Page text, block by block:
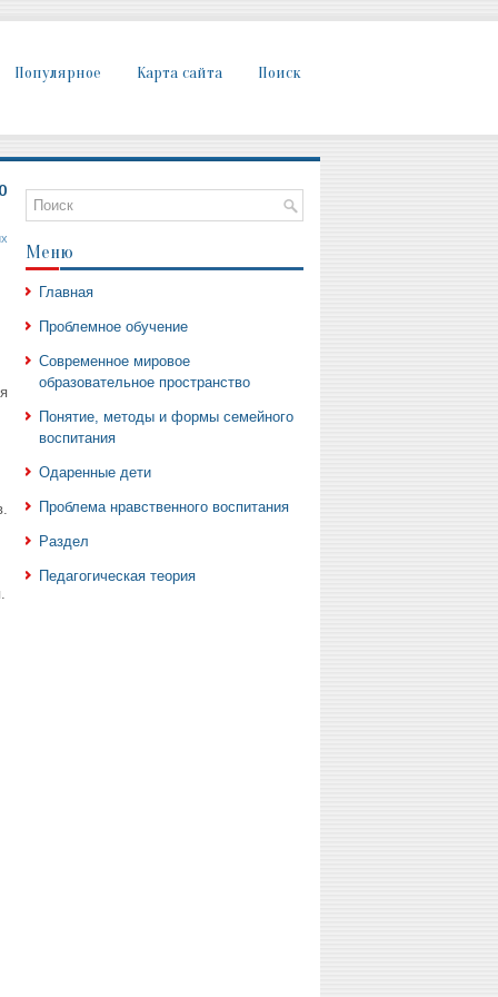
Популярное Карта сайта Поиск
Меню
Главная
Проблемное обучение
Современное мировое
образовательное пространство
Понятие, методы и формы семейного
воспитания
Одаренные дети
Проблема нравственного воспитания
Раздел
Педагогическая теория